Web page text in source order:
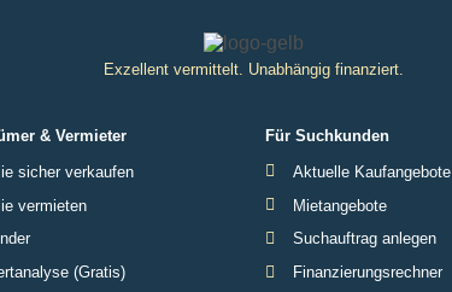
Exzellent vermittelt. Unabhängig finanziert.
& Vermieter
sicher verkaufen
vermieten
(Gratis)
Für Suchkunden
Aktuelle Kaufangebote
Mietangebote
Suchauftrag anlegen
Finanzierungsrechner